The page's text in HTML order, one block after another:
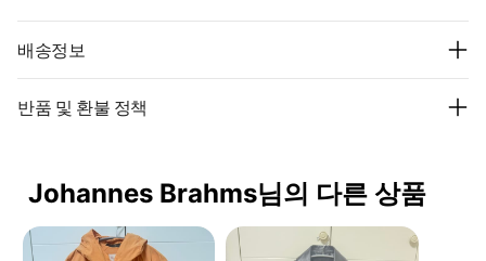
배송정보
반품 및 환불 정책
Johannes Brahms님의 다른 상품